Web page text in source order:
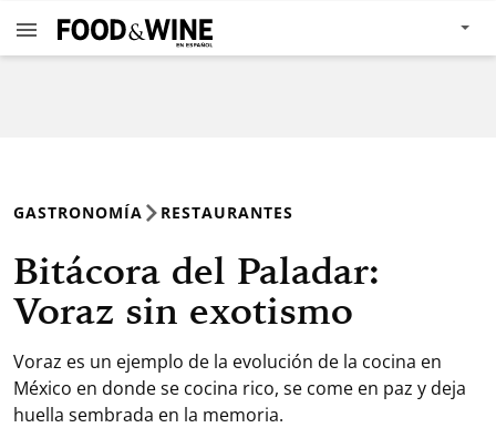
GASTRONOMÍA RESTAURANTES
Bitácora del Paladar:
Voraz sin exotismo
Voraz es un ejemplo de la evolución de la cocina en
México en donde se cocina rico, se come en paz y deja
huella sembrada en la memoria.